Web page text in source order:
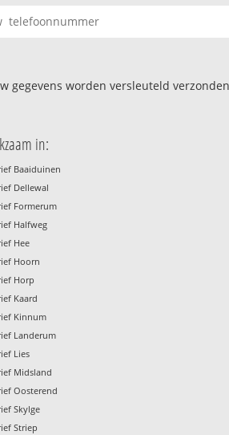
gegevens worden versleuteld
in:
Baaiduinen
Dellewal
Formerum
Halfweg
Hee
Hoorn
Horp
Kaard
Kinnum
Landerum
Lies
Midsland
Oosterend
Skylge
Striep